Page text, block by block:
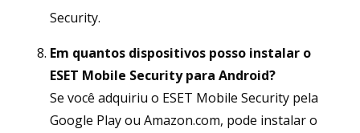
Security.
Em quantos dispositivos posso instalar o
ESET Mobile Security para Android?
Se você adquiriu o ESET Mobile Security pela
Google Play ou Amazon.com, pode instalar o